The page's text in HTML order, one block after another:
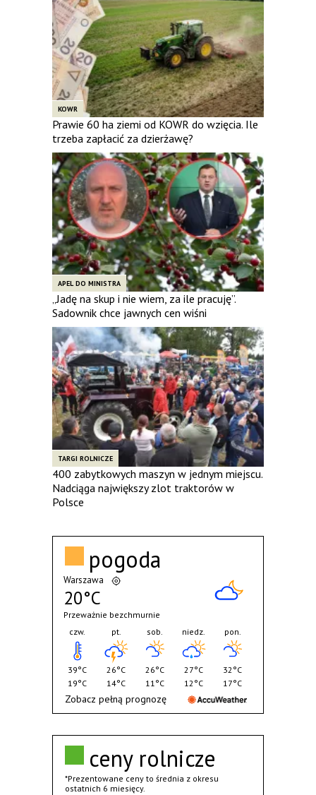
KOWR
Prawie 60 ha ziemi od KOWR do wzięcia. Ile
trzeba zapłacić za dzierżawę?
APEL DO MINISTRA
„Jadę na skup i nie wiem, za ile pracuję”.
Sadownik chce jawnych cen wiśni
TARGI ROLNICZE
400 zabytkowych maszyn w jednym miejscu.
Nadciąga największy zlot traktorów w
Polsce
ceny rolnicze
*Prezentowane ceny to średnia z okresu
ostatnich 6 miesięcy.
pogoda
Warszawa
20°C
Przeważnie bezchmurnie
czw.
39°C
19°C
pt.
26°C
14°C
sob.
26°C
11°C
niedz.
27°C
12°C
pon.
32°C
17°C
Zobacz pełną prognozę